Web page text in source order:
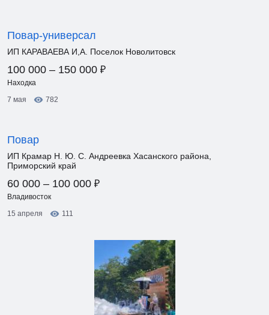
Повар-универсал
ИП КАРАВАЕВА И,А. Поселок Новолитовск
100 000 – 150 000 ₽
Находка
7 мая
782
Повар
ИП Крамар Н. Ю. С. Андреевка Хасанского района,
Приморский край
60 000 – 100 000 ₽
Владивосток
15 апреля
111